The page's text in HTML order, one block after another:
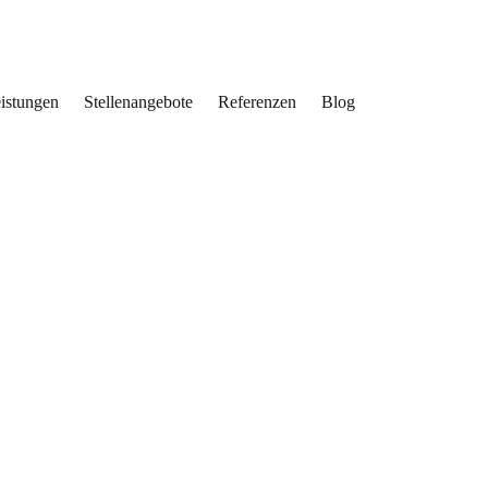
Stellenangebote Referenzen Blog